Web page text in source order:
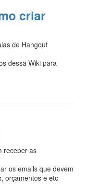
criar
de Hangout
dessa Wiki para
receber as
os emails que devem
orçamentos e etc